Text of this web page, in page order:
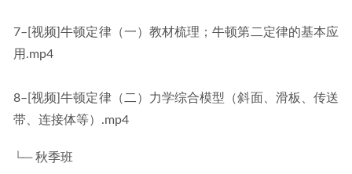
7–[视频]牛顿定律（一）教材梳理；牛顿第二定律的基本应
用.mp4
8–[视频]牛顿定律（二）力学综合模型（斜面、滑板、传送
带、连接体等）.mp4
└─ 秋季班